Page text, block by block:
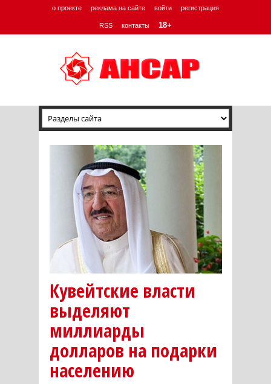
о проекте реклама на сайте войти регистрация
RSS контакты 18+
Кувейтские власти
выделяют
миллиарды
долларов на подарки
населению